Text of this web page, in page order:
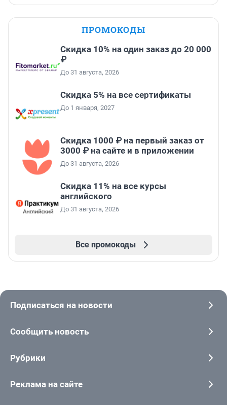
ПРОМОКОДЫ
Скидка 10% на один заказ до 20 000
₽
До 31 августа, 2026
Скидка 5% на все сертификаты
До 1 января, 2027
Скидка 1000 ₽ на первый заказ от
3000 ₽ на сайте и в приложении
До 31 августа, 2026
Скидка 11% на все курсы
английского
До 31 августа, 2026
Все промокоды
Подписаться на новости
Сообщить новость
Рубрики
Реклама на сайте